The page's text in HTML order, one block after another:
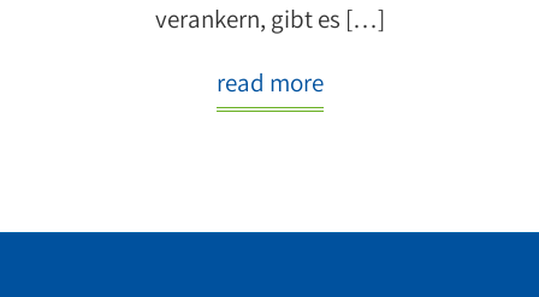
verankern, gibt es […]
read more